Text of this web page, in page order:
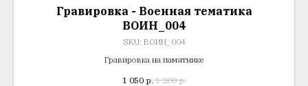
Гравировка - Военная тематика
ВОИН_004
SKU: ВОИН_004
Гравировка на памятнике
1 050 р. 1 200 р.